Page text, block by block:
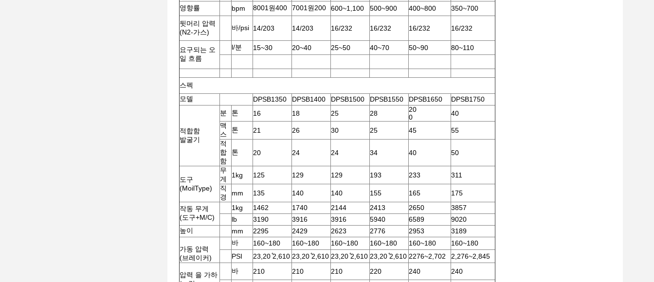
영향률
bpm 8001원400 7001원200 600~1,100 500~900 400~800
350~700
뒷머리 압력
(N2-가스)
바/psi 14/203 14/203 16/232 16/232 16/232 16/232
요구되는 오
일 흐름
l/분 15~30 20~40 25~50 40~70 50~90 80~110
스펙
모델
DPSB1350 DPSB1400 DPSB1500 DPSB1550 DPSB1650 DPSB1750
적합함
발굴기
분 톤 16 18 25 28
20
0
40
맥
스
톤 21 26 30 25 45
55
적
합
함
톤 20 24 24 34 40 50
도구
(MoilType)
무
게
1kg 125 129 129 193 233
311
직
경
mm 135 140 140 155 165
175
작동 무게
(도구+M/C)
1kg 1462 1740 2144 2413 2650
3857
lb
3190 3916 3916 5940 6589
9020
높이
mm 2295 2429 2623 2776 2953 3189
가동 압력
(브레이커)
바 160~180 160~180 160~180 160~180 160~180
160~180
PSI
23,20 ̊2,610 23,20 ̊2,610 23,20 ̊2,610 23,20 ̊2,610 2276~2,702 2,276~2,845
압력 을 가하
바 210 210 210 220 240 240